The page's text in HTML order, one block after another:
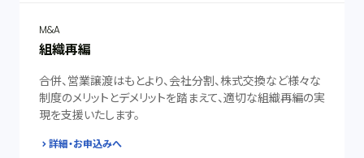
M&A
組織再編
合併、営業譲渡はもとより、会社分割、株式交換など様々な
制度のメリットとデメリットを踏まえて、適切な組織再編の実
現を支援いたします。
詳細・お申込みへ